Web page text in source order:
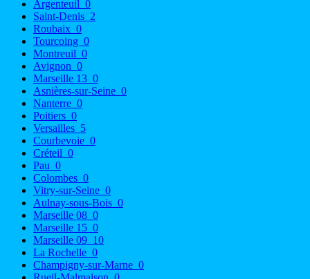
Argenteuil 0
Saint-Denis 2
Roubaix 0
Tourcoing 0
Montreuil 0
Avignon 0
Marseille 13 0
Asnières-sur-Seine 0
Nanterre 0
Poitiers 0
Versailles 5
Courbevoie 0
Créteil 0
Pau 0
Colombes 0
Vitry-sur-Seine 0
Aulnay-sous-Bois 0
Marseille 08 0
Marseille 15 0
Marseille 09 10
La Rochelle 0
Champigny-sur-Marne 0